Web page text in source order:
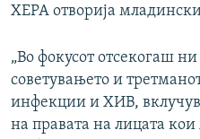
ХЕРА отворија
„Во фокусот отсекогаш
советувањето и
инфекции и ХИВ,
на правата на лицата